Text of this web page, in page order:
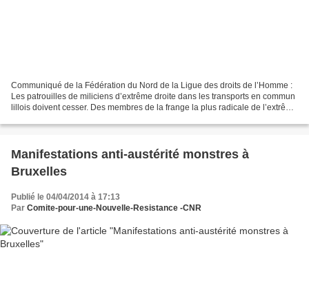
Communiqué de la Fédération du Nord de la Ligue des droits de l’Homme :
Les patrouilles de miliciens d’extrême droite dans les transports en commun
lillois doivent cesser. Des membres de la frange la plus radicale de l’extrême
Manifestations anti-austérité monstres à
Bruxelles
Publié le 04/04/2014 à 17:13
Par Comite-pour-une-Nouvelle-Resistance -CNR